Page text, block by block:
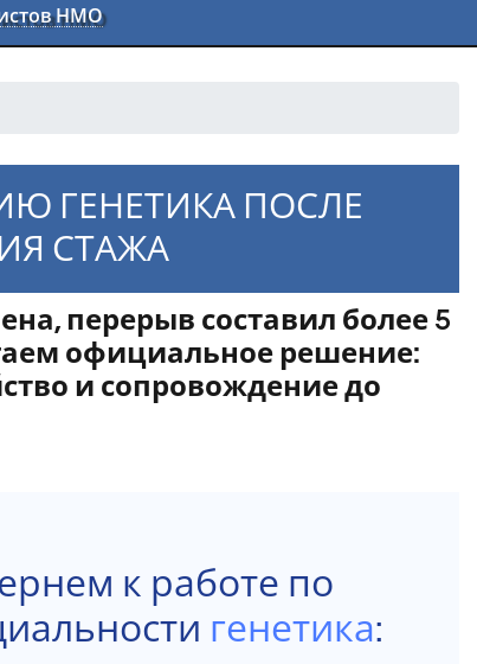
НМО
ГЕНЕТИКА ПОСЛЕ
СТАЖА
перерыв составил более 5
официальное решение:
и сопровождение до
к работе по
генетика: